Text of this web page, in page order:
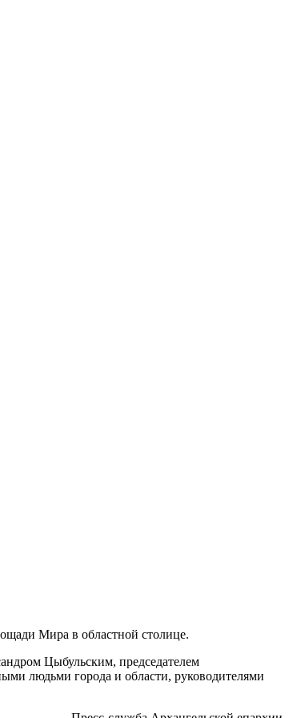
Мира в областной столице.
Цыбульским, председателем
людьми города и области, руководителями